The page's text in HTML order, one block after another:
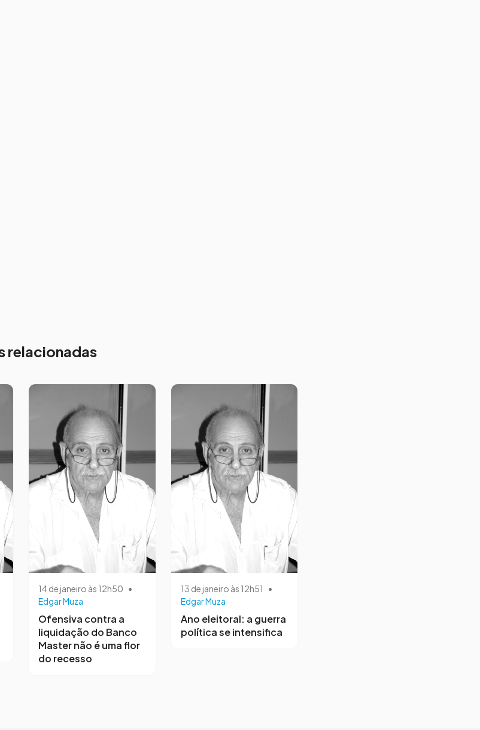
relacionadas
14 de janeiro às 12h50 •
Edgar Muza
Ofensiva contra a
liquidação do Banco
Master não é uma flor
do recesso
13 de janeiro às 12h51
•
Edgar Muza
Ano eleitoral: a guerra
política se intensifica